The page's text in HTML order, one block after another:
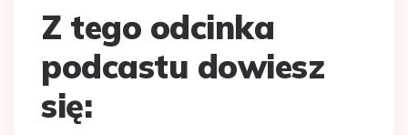
Z tego odcinka
podcastu dowiesz
się: